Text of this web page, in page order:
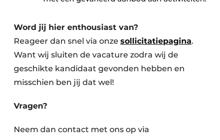
Word jij hier enthousiast van?
Reageer dan snel via onze sollicitatiepagina.
Want wij sluiten de vacature zodra wij de
geschikte kandidaat gevonden hebben en
misschien ben jij dat wel!
Vragen?
Neem dan contact met ons op via